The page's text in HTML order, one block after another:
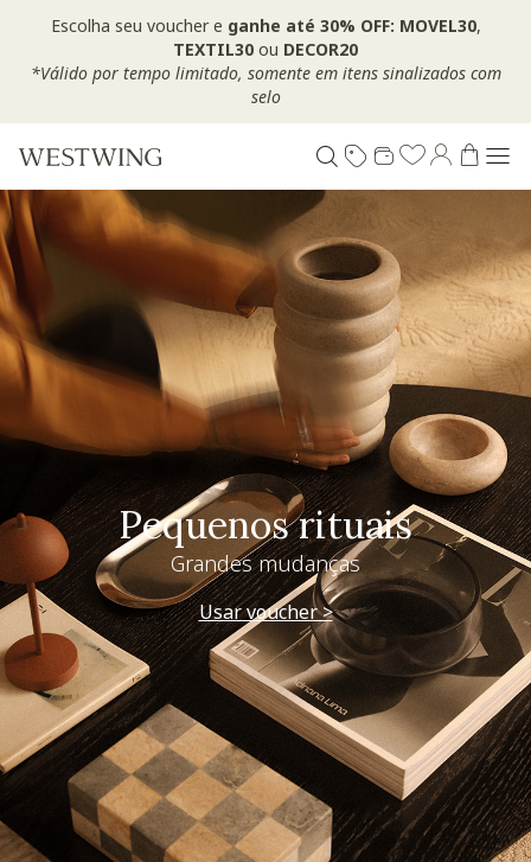
Escolha seu voucher e ganhe até 30% OFF: MOVEL30,
TEXTIL30 ou DECOR20
*Válido por tempo limitado, somente em itens sinalizados com
selo
Pequenos rituais
Grandes mudanças
Usar voucher >